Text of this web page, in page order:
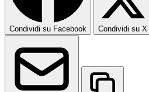
Condividi su Facebook Condividi su X